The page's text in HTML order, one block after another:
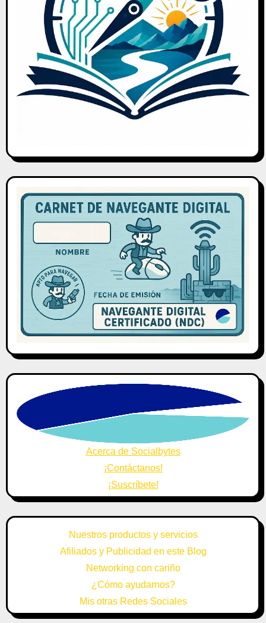
Acerca de Socialbytes
¡Contáctanos!
¡Suscríbete!
Nuestros productos y servicios
Afiliados y Publicidad en este Blog
Networking con cariño
¿Cómo ayudarnos?
Mis otras Redes Sociales